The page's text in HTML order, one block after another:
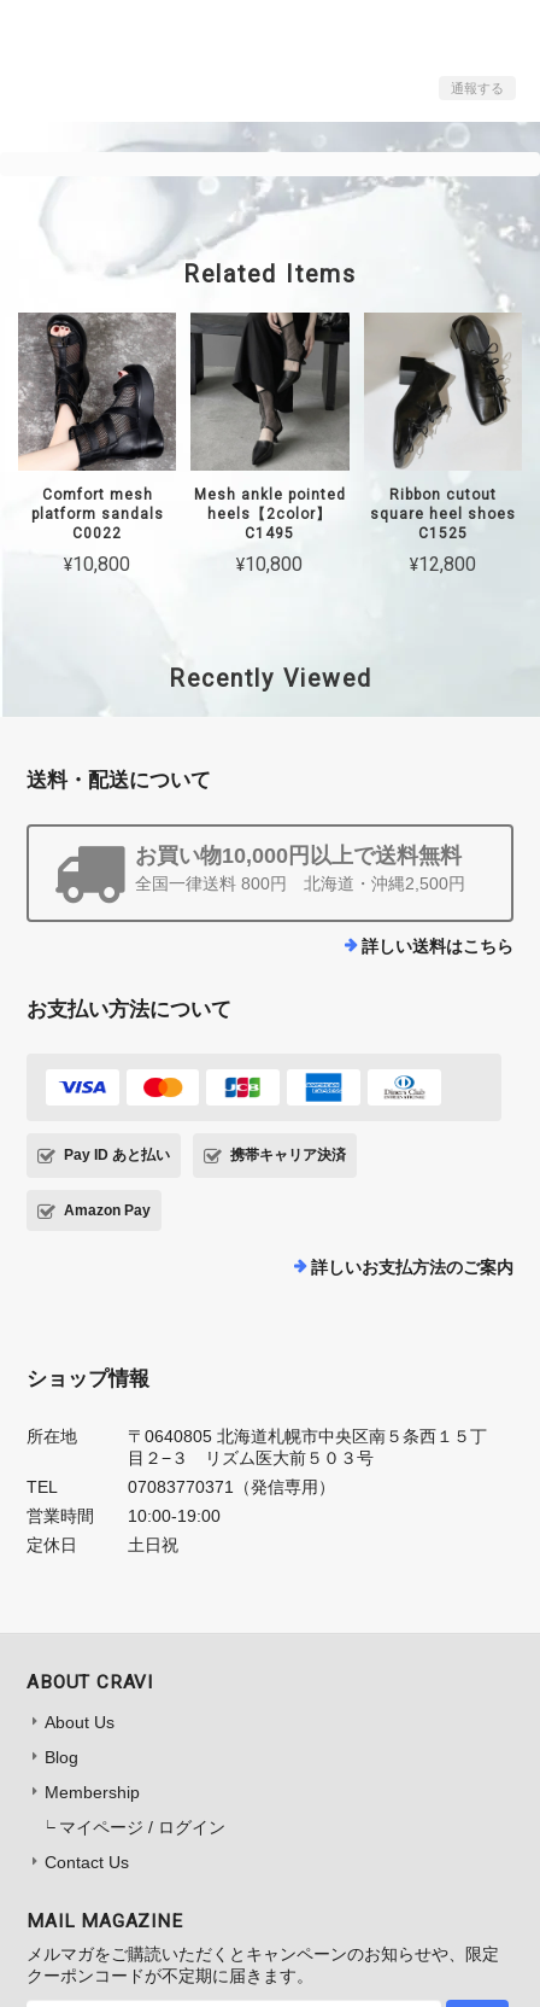
通報する
Related Items
Comfort mesh
platform sandals
C0022
¥10,800
Mesh ankle pointed
heels【2color】
C1495
¥10,800
Ribbon cutout
square heel shoes
C1525
¥12,800
Recently Viewed
送料・配送について
お買い物10,000円以上で送料無料
全国一律送料 800円 北海道・沖縄2,500円
詳しい送料はこちら
お支払い方法について
Pay ID あと払い 携帯キャリア決済
Amazon Pay
詳しいお支払方法のご案内
ショップ情報
所在地
〒0640805 北海道札幌市中央区南５条西１５丁
目２−３ リズム医大前５０３号
TEL
07083770371（発信専用）
営業時間
10:00-19:00
定休日
土日祝
ABOUT CRAVI
About Us
Blog
Membership
マイページ / ログイン
Contact Us
MAIL MAGAZINE
メルマガをご購読いただくとキャンペーンのお知らせや、限定
クーポンコードが不定期に届きます。